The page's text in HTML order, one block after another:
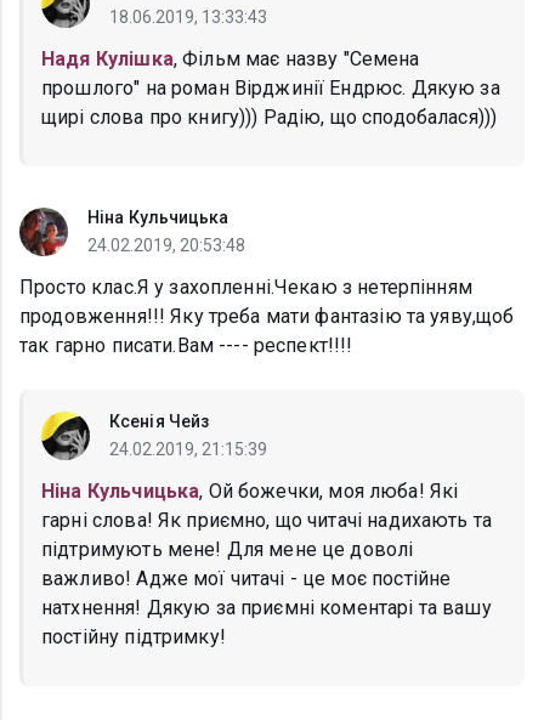
18.06.2019, 13:33:43
Надя Кулішка, Фільм має назву "Семена
прошлого" на роман Вірджинії Ендрюс. Дякую за
щирі слова про книгу))) Радію, що сподобалася)))
Ніна Кульчицька
24.02.2019, 20:53:48
Просто клас.Я у захопленні.Чекаю з нетерпінням
продовження!!! Яку треба мати фантазію та уяву,щоб
так гарно писати.Вам ---- респект!!!!
Ксенія Чейз
24.02.2019, 21:15:39
Ніна Кульчицька, Ой божечки, моя люба! Які
гарні слова! Як приємно, що читачі надихають та
підтримують мене! Для мене це доволі
важливо! Адже мої читачі - це моє постійне
натхнення! Дякую за приємні коментарі та вашу
постійну підтримку!